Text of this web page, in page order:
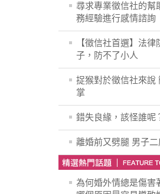
尋求專業徵信社的幫
務經驗進行感情諮詢
【徵信社首選】法律
子，防不了小人
捉猴對於徵信社來說
掌
錯失良緣，該怪誰呢
離婚前又劈腿 男子二
為何婚外情總是傷害